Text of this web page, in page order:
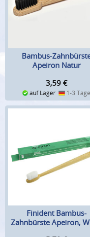
Bambus-
Apeiron Natur
3,59 €
auf Lager 1-3 Tage
Finident Bambus-
Zahnbürste Apeiron,